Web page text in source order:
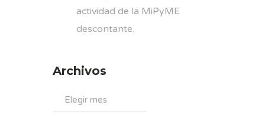
actividad de la MiPyME
descontante.
Archivos
Archivos